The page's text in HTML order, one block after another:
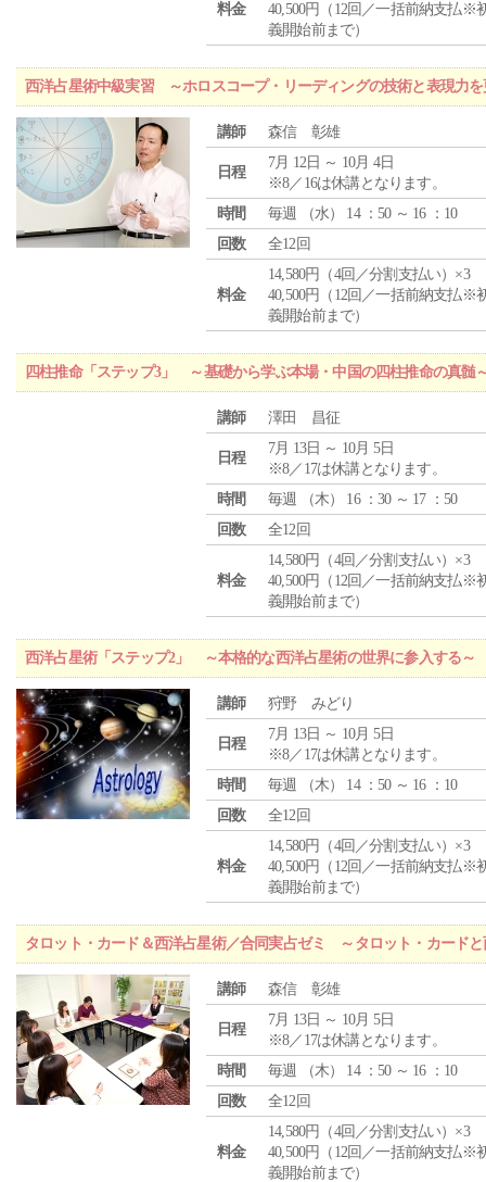
料金
40,500円（12回／一括前納支払※
義開始前まで）
西洋占星術中級実習 ～ホロスコープ・リーディングの技術と表現力
講師 森信 彰雄
日程
7月 12日 ～ 10月 4日
※8／16は休講となります。
時間
毎週 （水） 14 ：50 ～ 16 ：10
回数
全12回
料金
14,580円（4回／分割支払い）×3
40,500円（12回／一括前納支払※
義開始前まで）
四柱推命「ステップ3」 ～基礎から学ぶ本場・中国の四柱推命の真髄
講師 澤田 昌征
日程
7月 13日 ～ 10月 5日
※8／17は休講となります。
時間
毎週 （木） 16 ：30 ～ 17 ：50
回数
全12回
料金
14,580円（4回／分割支払い）×3
40,500円（12回／一括前納支払※
義開始前まで）
西洋占星術「ステップ2」 ～本格的な西洋占星術の世界に参入する～
講師 狩野 みどり
日程
7月 13日 ～ 10月 5日
※8／17は休講となります。
時間
毎週 （木） 14 ：50 ～ 16 ：10
回数
全12回
料金
14,580円（4回／分割支払い）×3
40,500円（12回／一括前納支払※
義開始前まで）
タロット・カード＆西洋占星術／合同実占ゼミ ～タロット・カード
講師 森信 彰雄
日程
7月 13日 ～ 10月 5日
※8／17は休講となります。
時間
毎週 （木） 14 ：50 ～ 16 ：10
回数
全12回
料金
14,580円（4回／分割支払い）×3
40,500円（12回／一括前納支払※
義開始前まで）